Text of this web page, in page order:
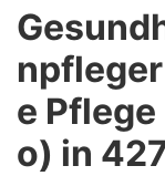
e
o) in